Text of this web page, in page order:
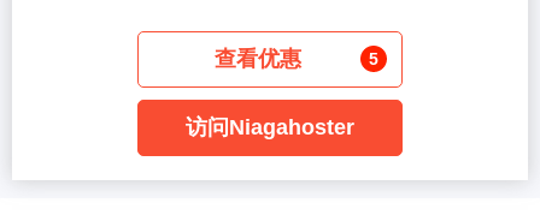
查看优惠 5
访问Niagahoster